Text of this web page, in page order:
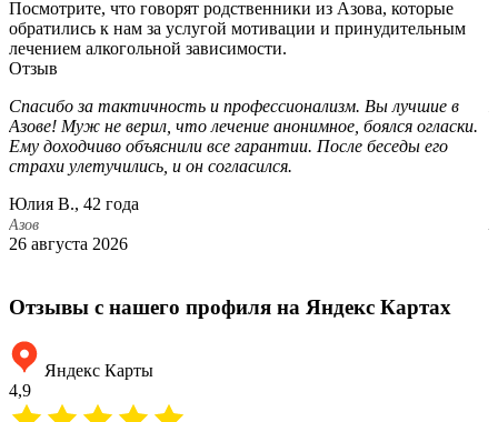
Посмотрите, что говорят родственники из Азова, которые
обратились к нам за услугой мотивации и принудительным
лечением алкогольной зависимости.
Отзыв
Спасибо за тактичность и профессионализм. Вы лучшие в
Азове! Муж не верил, что лечение анонимное, боялся огласки.
Ему доходчиво объяснили все гарантии. После беседы его
страхи улетучились, и он согласился.
Юлия В., 42 года
Азов
26 августа 2026
Отзывы с нашего профиля на Яндекс Картах
Яндекс Карты
4,9